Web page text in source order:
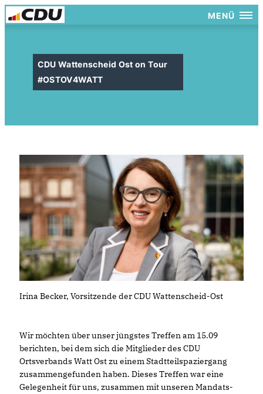
MENÜ
CDU Wattenscheid Ost on Tour
#OSTOV4WATT
Irina Becker, Vorsitzende der CDU Wattenscheid-Ost
Wir möchten über unser jüngstes Treffen am 15.09
berichten, bei dem sich die Mitglieder des CDU
Ortsverbands Watt Ost zu einem Stadtteilspaziergang
zusammengefunden haben. Dieses Treffen war eine
Gelegenheit für uns, zusammen mit unseren Mandats-